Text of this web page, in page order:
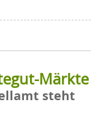
Märkte
steht